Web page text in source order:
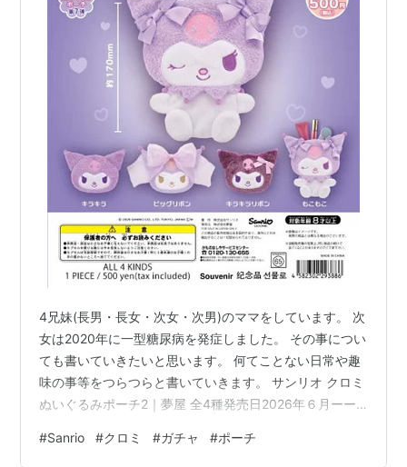
4兄妹(長男・長女・次女・次男)のママをしています。 次
女は2020年に一型糖尿病を発症しました。 その事につい
ても書いていきたいと思います。 何てことない日常や趣
味の事等をつらつらと書いていきます。 サンリオ クロミ
ぬいぐるみポーチ2｜夢屋 全4種発売日2026年６月ーー
ーチ第二弾！ぬいぐるみ風でかわいく実用性がありま
#Sanrio #クロミ #ガチャ #ポーチ